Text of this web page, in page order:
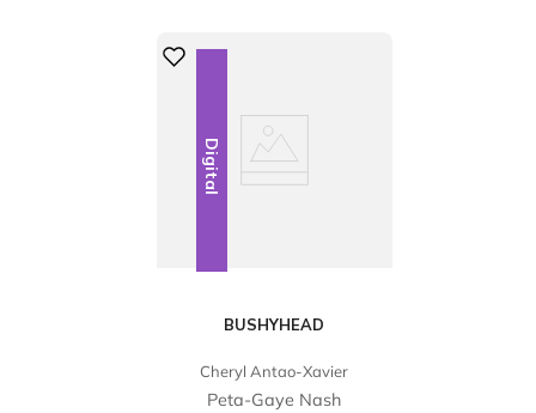
Digital
BUSHYHEAD
Cheryl Antao-Xavier
Peta-Gaye Nash